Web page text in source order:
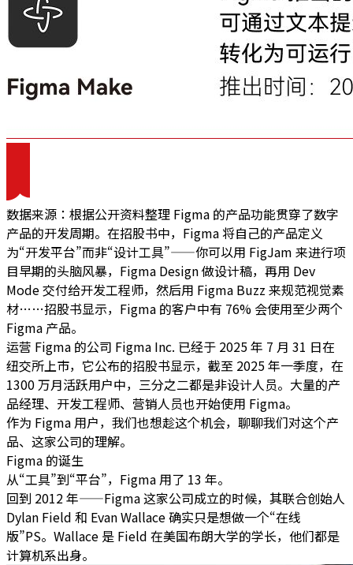
数据来源：根据公开资料整理 Figma 的产品功能贯穿了数字
产品的开发周期。在招股书中，Figma 将自己的产品定义
为“开发平台”而非“设计工具”——你可以用 FigJam 来进行项
目早期的头脑风暴，Figma Design 做设计稿，再用 Dev
Mode 交付给开发工程师，然后用 Figma Buzz 来规范视觉素
材……招股书显示，Figma 的客户中有 76% 会使用至少两个
Figma 产品。
运营 Figma 的公司 Figma Inc. 已经于 2025 年 7 月 31 日在
纽交所上市，它公布的招股书显示，截至 2025 年一季度，在
1300 万月活跃用户中，三分之二都是非设计人员。大量的产
品经理、开发工程师、营销人员也开始使用 Figma。
作为 Figma 用户，我们也想趁这个机会，聊聊我们对这个产
品、这家公司的理解。
Figma 的诞生
从“工具”到“平台”，Figma 用了 13 年。
回到 2012 年——Figma 这家公司成立的时候，其联合创始人
Dylan Field 和 Evan Wallace 确实只是想做一个“在线
版”PS。Wallace 是 Field 在美国布朗大学的学长，他们都是
计算机系出身。